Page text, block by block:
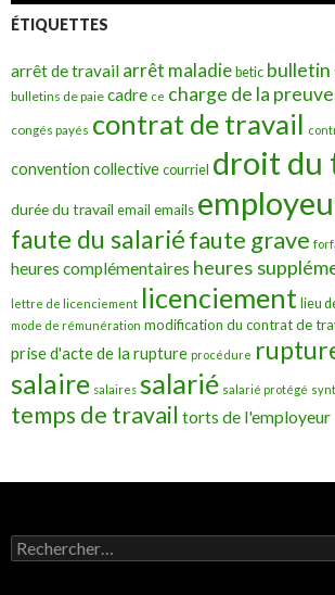
ÉTIQUETTES
arrêt de travail arrêt maladie betic bulletin
bulletins de paie cadre ce charge de la preuve
congés payés contrat de travail
convention collective courriel droit du
durée du travail email emails
faute du salariéfaute grave
heures complémentaires heures
lettre de licenciement licenciement lieu
mode de rémunération modification du contrat de
prise d'acte de la rupture procédure
salaire salaires salarié salarié protégé
temps de travail torts de l'employeur
Rechercher :